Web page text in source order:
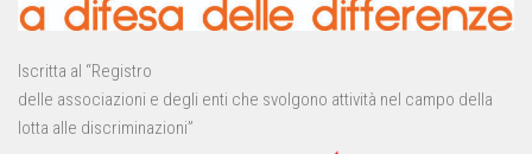
Iscritta al “Registro
delle associazioni e degli enti che svolgono attività nel campo della
lotta alle discriminazioni”